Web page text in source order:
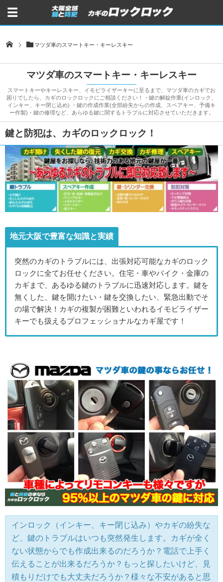
マツダ車のスマートキー・キーレスキー
マツダ車のスマートキー・キーレスキー
スマートキーやキーレスキー、イモビライザーキーに至るまで、マツダ車のカギでお
困りでしたら、カギのロックロックにご相談ください！・鍵の解錠作業(インロック、
インキー、キー閉じ込め) ・鍵の作成作業(全部紛失からの作成、スペアキー、予備キ
ー作製)・鍵の修理など、あらゆる鍵に関するトラブルに対応させていただきます。
鍵と防犯は、カギのロックロック！
地元大阪で豊富な知識と実績
突然のカギのトラブルには、出張対応可能なカギのロック
ロックに全てお任せください。住宅・車やバイク・金庫の
カギまで、あるゆる鍵のトラブルに迅速対応します。鍵を
無くした、鍵を開けたい・鍵を交換したい、緊急出動でそ
の場で解決！カギの複製が困難といわれるイモビライザー
キーでも扱えるプロフェッショナルなカギ屋です！
インロック（インキー、キー閉じ込み）やカギの紛失な
ど、鍵のトラブルはいつも突然発生します。カギが全く
ない状態からでも作成出来るのだろうか？電話で上手く
伝えることが出来るだろうか？もっと探したいけど、見
積もりだけでも大丈夫だろうか？様々な不安があると思